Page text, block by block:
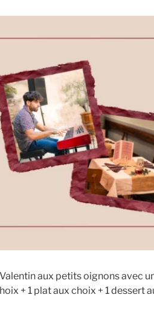
aux petits oignons avec
+ 1 plat aux choix + 1 dessert